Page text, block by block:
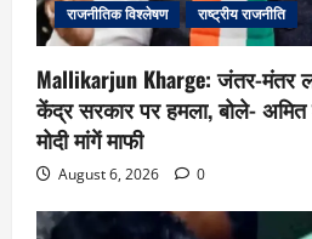
राजनीतिक विश्लेषण राष्ट्रीय राजनीति
Mallikarjun Kharge: जंतर-मंतर
केंद्र सरकार पर हमला, बोले-
मोदी मांगें माफी
August 6, 2026 0